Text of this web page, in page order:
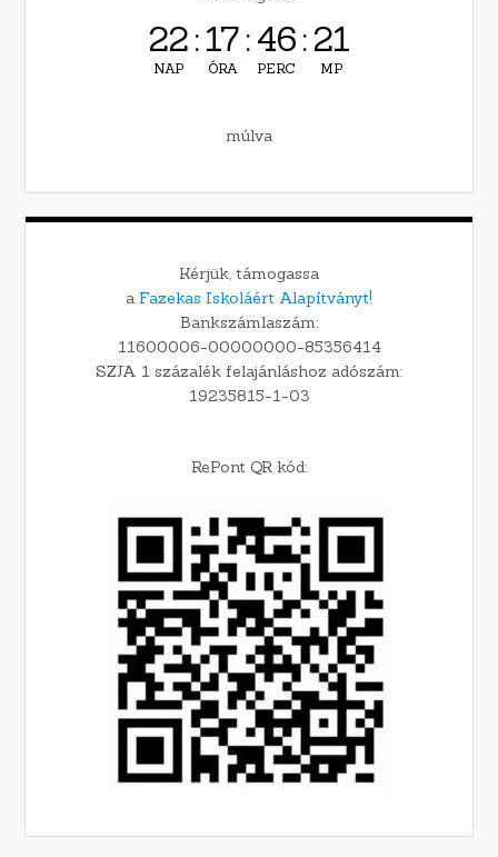
22
NAP
: 17
ÓRA
: 46
PERC
: 20
MP
múlva
Kérjük, támogassa
a Fazekas Iskoláért Alapítványt!
Bankszámlaszám:
11600006-00000000-85356414
SZJA 1 százalék felajánláshoz adószám:
19235815-1-03
RePont QR kód: